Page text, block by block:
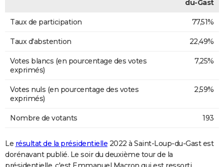
du-Gast
Taux de participation 77,51%
Taux d'abstention 22,49%
Votes blancs (en pourcentage des votes
exprimés)
7,25%
Votes nuls (en pourcentage des votes
exprimés)
2,59%
Nombre de votants 193
Le résultat de la présidentielle 2022 à Saint-Loup-du-Gast est
dorénavant publié. Le soir du deuxième tour de la